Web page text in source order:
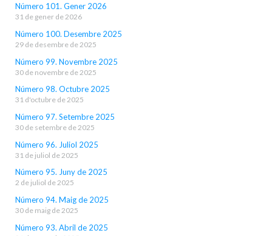
Número 101. Gener 2026
31 de gener de 2026
Número 100. Desembre 2025
29 de desembre de 2025
Número 99. Novembre 2025
30 de novembre de 2025
Número 98. Octubre 2025
31 d'octubre de 2025
Número 97. Setembre 2025
30 de setembre de 2025
Número 96. Juliol 2025
31 de juliol de 2025
Número 95. Juny de 2025
2 de juliol de 2025
Número 94. Maig de 2025
30 de maig de 2025
Número 93. Abril de 2025